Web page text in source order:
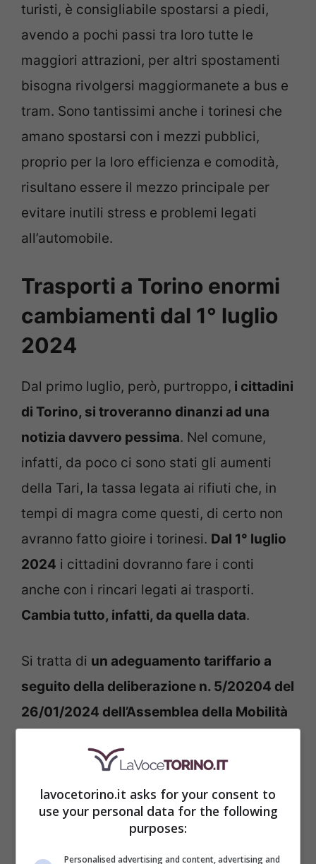
turisti, è consigliabile spostarsi a piedi,
avendo a pochi passi tra loro tutte le
maggiori attrazioni, per altri spostamenti
bisogna rivolgersi maggiormanete a bus e
tram. Sono tantissimi anche i torinesi che
amano spostarsi con i mezzi pubblici,
proprio per la loro efficienza e comodità,
risultano essere il mezzo principale per
evitare inutili stress e problemi legati
all’automobile.
Trasporti a Torino enormi
cambiamenti dal 1° luglio
2024
Dal primo luglio, però, purtroppo, i cittadini
di Torino, si troveranno dinanzi ad una
notizia davvero pessima. Nel comune,
infatti, da poco ci sono stati gli aumenti
della Tari, la tassa legata ai rifiuti che, in
tempi di magra come questi, di certo non
avranno fatto gioire i torinesi. Dal 1° luglio
2024 i cittadini dovranno fare i conti
anche con i rincari legati ai trasporti.
Cambia tutto, infatti, da quella data.
Si tratta di un adeguamento tariffario a
seguito della deliberazione n. 5/20204 del
26/01/2024 dell’Assemblea della Mobilità
però, non è altro che una normale
conseguenza dell’aggiornamento
automatico all’inflazione delle tariffe
previste per i trasporti a Torino,
lavocetorino.it asks for your consent to
use your personal data for the following
purposes:
Personalised advertising and content, advertising and